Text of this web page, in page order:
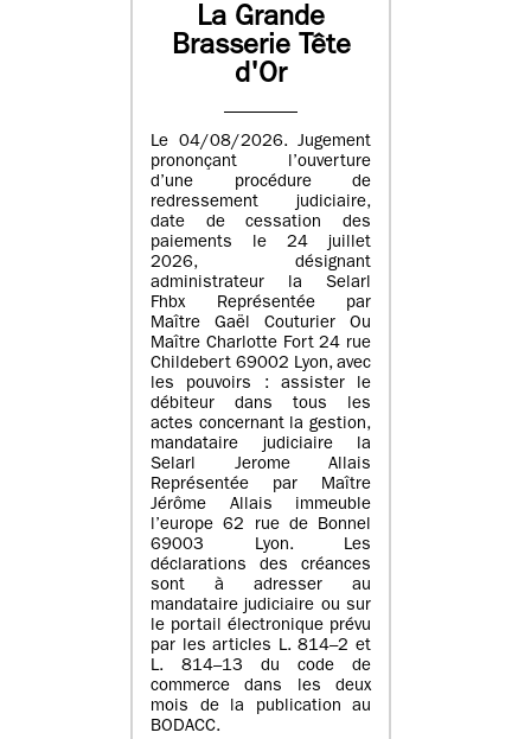
La Grande
Brasserie Tête
d'Or
Le 04/08/2026. Jugement
prononçant l’ouverture
d’une procédure de
redressement judiciaire,
date de cessation des
paiements le 24 juillet
2026, désignant
administrateur la Selarl
Fhbx Représentée par
Maître Gaël Couturier Ou
Maître Charlotte Fort 24 rue
Childebert 69002 Lyon, avec
les pouvoirs : assister le
débiteur dans tous les
actes concernant la gestion,
mandataire judiciaire la
Selarl Jerome Allais
Représentée par Maître
Jérôme Allais immeuble
l’europe 62 rue de Bonnel
69003 Lyon. Les
déclarations des créances
sont à adresser au
mandataire judiciaire ou sur
le portail électronique prévu
par les articles L. 814–2 et
L. 814–13 du code de
commerce dans les deux
mois de la publication au
BODACC.